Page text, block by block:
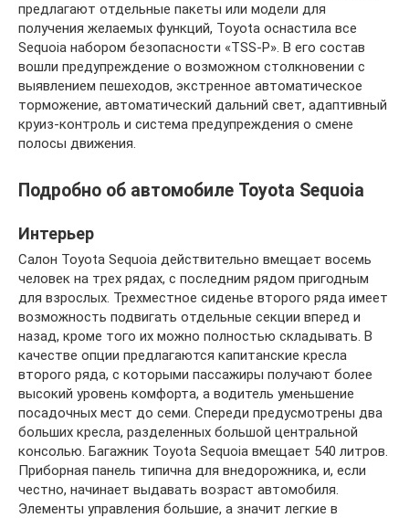
предлагают отдельные пакеты или модели для
получения желаемых функций, Toyota оснастила все
Sequoia набором безопасности «TSS-P». В его состав
вошли предупреждение о возможном столкновении с
выявлением пешеходов, экстренное автоматическое
торможение, автоматический дальний свет, адаптивный
круиз-контроль и система предупреждения о смене
полосы движения.
Подробно об автомобиле Toyota Sequoia
Интерьер
Салон Toyota Sequoia действительно вмещает восемь
человек на трех рядах, с последним рядом пригодным
для взрослых. Трехместное сиденье второго ряда имеет
возможность подвигать отдельные секции вперед и
назад, кроме того их можно полностью складывать. В
качестве опции предлагаются капитанские кресла
второго ряда, с которыми пассажиры получают более
высокий уровень комфорта, а водитель уменьшение
посадочных мест до семи. Спереди предусмотрены два
больших кресла, разделенных большой центральной
консолью. Багажник Toyota Sequoia вмещает 540 литров.
Приборная панель типична для внедорожника, и, если
честно, начинает выдавать возраст автомобиля.
Элементы управления большие, а значит легкие в